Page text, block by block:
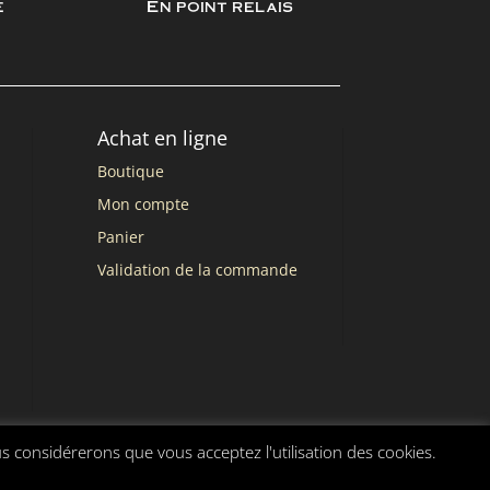
En point relais
Achat en ligne
Boutique
Mon compte
Panier
Validation de la commande
que vous acceptez l'utilisation des cookies.